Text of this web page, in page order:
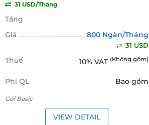
31 USD/Tháng
Tầng
Giá
800 Ngàn/Tháng
31 USD
Thuế 10% VAT (Không gồm)
Phí QL Bao gồm
Gói Basic
VIEW DETAIL